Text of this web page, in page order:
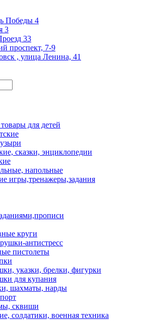
Победы 4
3
33
проспект, 7-9
, улица Ленина, 41
для детей
сказки, энциклопедии
напольные
игры,тренажеры,задания
круги
антистресс
пистолеты
указки, брелки, фигурки
для купания
шахматы, нарды
сквиши
солдатики, военная техника